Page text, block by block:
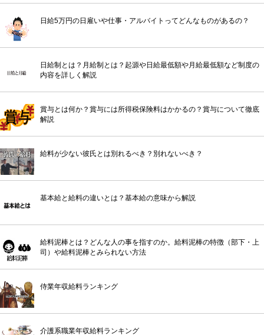
日給5万円の日雇いや仕事・アルバイトってどんなものがあるの？
日給制とは？月給制とは？起源や日給最低額や月給最低額など制度の
内容を詳しく解説
賞与とは何か？賞与には所得税保険料はかかるの？賞与について徹底
解説
給料が少ない彼氏とは別れるべき？別れないべき？
基本給と給料の違いとは？基本給の意味から解説
給料泥棒とは？どんな人の事を指すのか。給料泥棒の特徴（部下・上
司）や給料泥棒とみられない方法
侍業年収給料ランキング
介護系職業年収給料ランキング